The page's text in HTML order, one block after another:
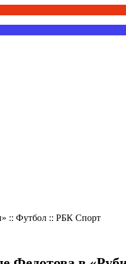
:: Футбол :: РБК Спорт